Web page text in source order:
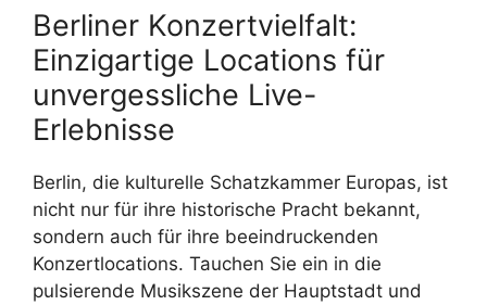
Berliner Konzertvielfalt:
Einzigartige Locations für
unvergessliche Live-
Erlebnisse
Berlin, die kulturelle Schatzkammer Europas, ist
nicht nur für ihre historische Pracht bekannt,
sondern auch für ihre beeindruckenden
Konzertlocations. Tauchen Sie ein in die
pulsierende Musikszene der Hauptstadt und